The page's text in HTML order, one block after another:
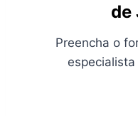
de
Preencha o